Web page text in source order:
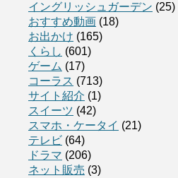
イングリッシュガーデン (25)
おすすめ動画 (18)
お出かけ (165)
くらし (601)
ゲーム (17)
コーラス (713)
サイト紹介 (1)
スイーツ (42)
スマホ・ケータイ (21)
テレビ (64)
ドラマ (206)
ネット販売 (3)